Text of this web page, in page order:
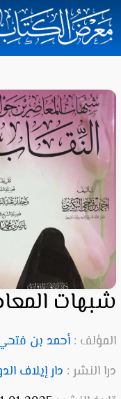
شبهات
المؤلف :أحمد بن
درا النشر : دار إيلاف